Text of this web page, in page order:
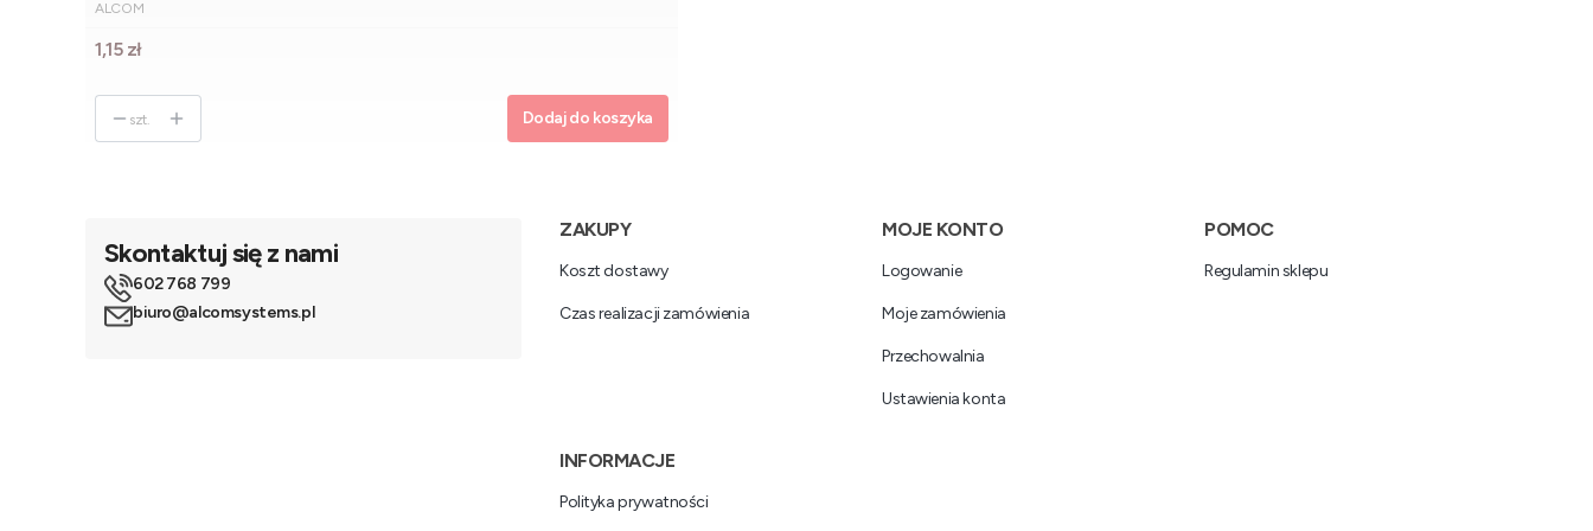
ALCOM
Cena
1,15 zł
szt. Dodaj do koszyka
Skontaktuj się z nami
602 768 799
biuro@alcomsystems.pl
Linki w stopce
ZAKUPY
Koszt dostawy
Czas realizacji zamówienia
MOJE KONTO
Logowanie
Moje zamówienia
Przechowalnia
Ustawienia konta
POMOC
Regulamin sklepu
INFORMACJE
Polityka prywatności